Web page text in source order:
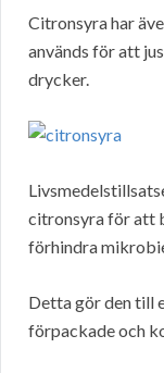
Citronsyra har
används för att
drycker.
citronsyra för att
förhindra
Detta gör den till
förpackade och